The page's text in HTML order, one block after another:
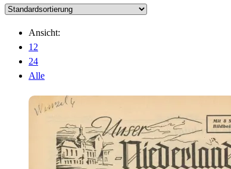
Ansicht:
12
24
Alle